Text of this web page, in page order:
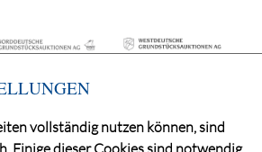
vollständig nutzen können, sind
Einige dieser Cookies sind notwendig,